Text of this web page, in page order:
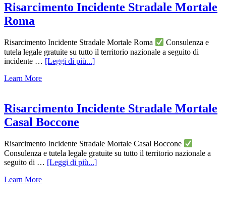
Risarcimento Incidente Stradale Mortale
Roma
Risarcimento Incidente Stradale Mortale Roma
Consulenza e
tutela legale gratuite su tutto il territorio nazionale a seguito di
incidente … [Leggi di più...]infoRisarcimento
Learn More
Risarcimento Incidente Stradale Mortale
Casal Boccone
Risarcimento Incidente Stradale Mortale Casal Boccone
Consulenza e tutela legale gratuite su tutto il territorio nazionale a
seguito di … [Leggi di più...]infoRisarcimento
Learn More